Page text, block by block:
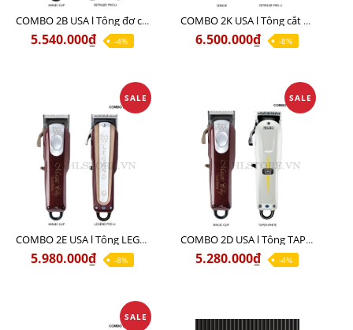
COMBO 2B USA l Tông đơ cắt Magic clip Red + Tông đơ viền Detailer Pro Li
5.540.000₫ -4%
COMBO 2K USA l Tông cắt SENIOR +Tông viền DETAILER PRO LI
6.500.000₫ -8%
SALE
COMBO 2E USA l Tông LEGEND PRO LI + Tông MAGIC CLIP
5.980.000₫ -8%
SALE
COMBO 2D USA l Tông TAPER WHITE + Tông MAGIC CLIP
5.280.000₫ -4%
SALE